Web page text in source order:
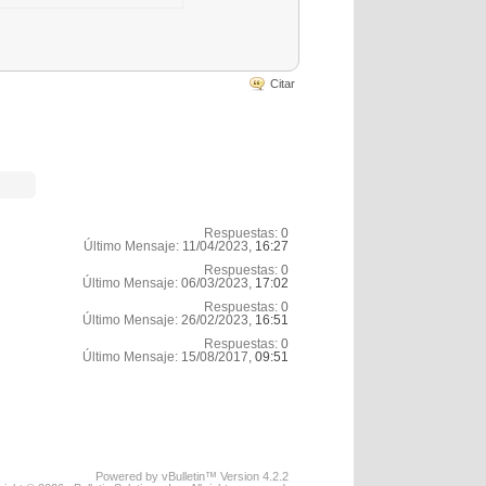
Citar
Respuestas: 0
Último Mensaje: 11/04/2023, 16:27
Respuestas: 0
Último Mensaje: 06/03/2023, 17:02
Respuestas: 0
Último Mensaje: 26/02/2023, 16:51
Respuestas: 0
Último Mensaje: 15/08/2017, 09:51
Powered by vBulletin™ Version 4.2.2